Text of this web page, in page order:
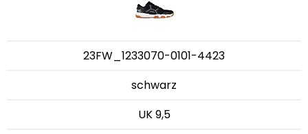
23FW_1233070-0101-4423
schwarz
UK 9,5